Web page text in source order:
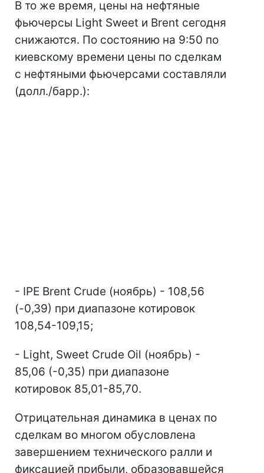
В то же время, цены на нефтяные
фьючерсы Light Sweet и Brent сегодня
снижаются. По состоянию на 9:50 по
киевскому времени цены по сделкам
с нефтяными фьючерсами составляли
(долл./барр.):
- IPE Brent Crude (ноябрь) - 108,56
(-0,39) при диапазоне котировок
108,54-109,15;
- Light, Sweet Crude Oil (ноябрь) -
85,06 (-0,35) при диапазоне
котировок 85,01-85,70.
Отрицательная динамика в ценах по
сделкам во многом обусловлена
завершением технического ралли и
фиксацией прибыли, образовавшейся